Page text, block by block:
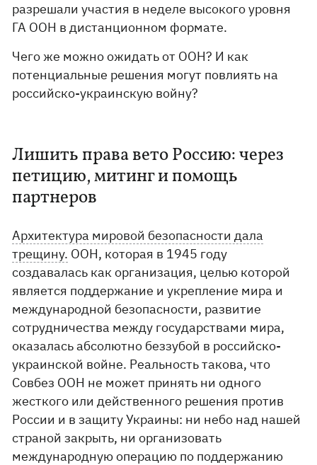
разрешали участия в неделе высокого уровня
ГА ООН в дистанционном формате.
Чего же можно ожидать от ООН? И как
потенциальные решения могут повлиять на
российско-украинскую войну?
Лишить права вето Россию: через
петицию, митинг и помощь
партнеров
Архитектура мировой безопасности дала
трещину. ООН, которая в 1945 году
создавалась как организация, целью которой
является поддержание и укрепление мира и
международной безопасности, развитие
сотрудничества между государствами мира,
оказалась абсолютно беззубой в российско-
украинской войне. Реальность такова, что
Совбез ООН не может принять ни одного
жесткого или действенного решения против
России и в защиту Украины: ни небо над нашей
страной закрыть, ни организовать
международную операцию по поддержанию